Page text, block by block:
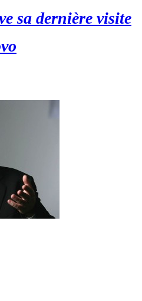
sa dernière visite